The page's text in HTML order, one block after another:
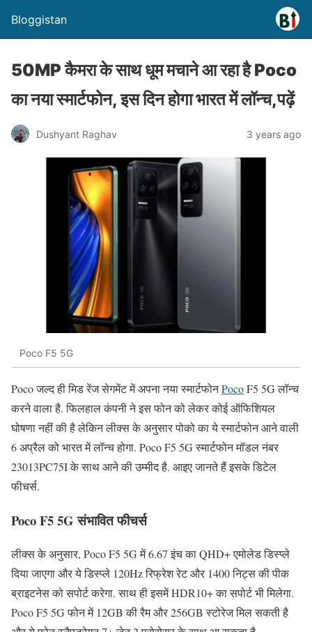
Bloggistan
50MP कैमरा के साथ धूम मचाने आ रहा है Poco
का नया स्मार्टफोन, इस दिन होगा भारत में लॉन्च,पढ़ें
Dushyant Raghav 3 years ago
Poco F5 5G
Poco जल्द ही मिड रेंज सेगमेंट में अपना नया स्मार्टफोनPocoF5 5G लॉन्च
करने वाला है. फिलहाल कंपनी ने इस फोन को लेकर कोई ऑफिशियल
घोषणा नहीं की है लेकिन लीक्स के अनुसार पोको का ये स्मार्टफोन आने वाली
6 अप्रैल को भारत में लॉन्च होगा. Poco F5 5G स्मार्टफोन मॉडल नंबर
23013PC75I के साथ आने की उम्मीद है. आइए जानते हैं इसके डिटेल
फीचर्स.
Poco F5 5G संभावित फीचर्स
लीक्स के अनुसार, Poco F5 5G में 6.67 इंच का QHD+ एमोलेड डिस्प्ले
दिया जाएगा और ये डिस्प्ले 120Hz रिफ्रेश रेट और 1400 निट्स की पीक
ब्राइटनेस को सपोर्ट करेगा. साथ ही इसमें HDR10+ का सपोर्ट भी मिलेगा.
Poco F5 5G फोन में 12GB की रैम और 256GB स्टोरेज मिल सकती है